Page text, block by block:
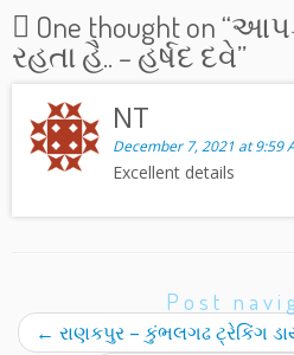
One thought on “
રહતા હૈ.. – હર્ષદ દવે”
NT
December 7, 2021 at 9:59
Excellent details
Post
← રાણકપુર – કુંભલગઢ ટ્રેકિંગ